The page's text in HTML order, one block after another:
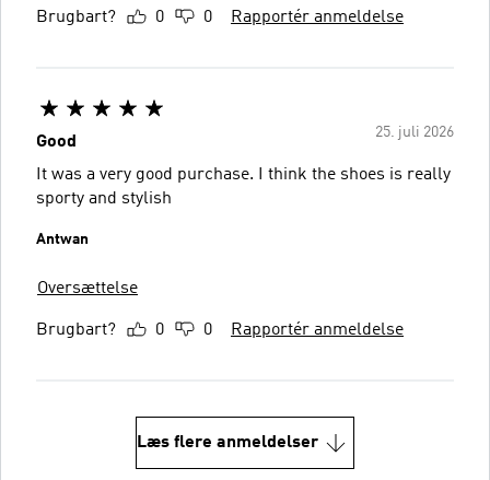
Brugbart? 0 0 Rapportér anmeldelse
25. juli 2026
Good
It was a very good purchase. I think the shoes is really
sporty and stylish
Antwan
Oversættelse
Brugbart? 0 0 Rapportér anmeldelse
Læs flere anmeldelser